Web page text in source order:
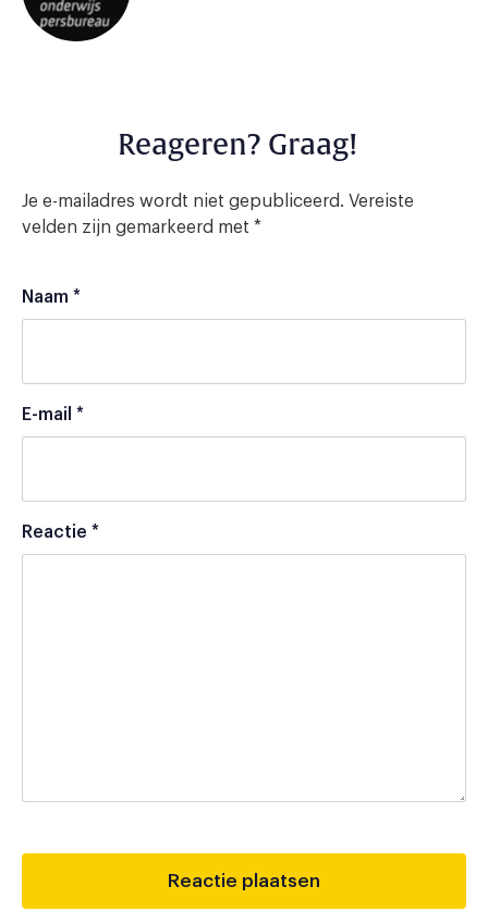
Reageren? Graag!
Je e-mailadres wordt niet gepubliceerd. Vereiste
velden zijn gemarkeerd met *
Naam *
E-mail *
Reactie *